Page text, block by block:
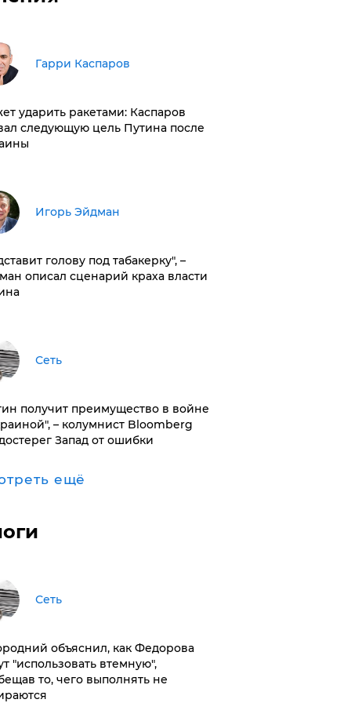
Гарри Каспаров
ударить ракетами: Каспаров
следующую цель Путина после
Игорь Эйдман
голову под табакерку", –
описал сценарий краха власти
Сеть
получит преимущество в войне
– колумнист Bloomberg
Запад от ошибки
ещё
Сеть
объяснил, как Федорова
"использовать втемную",
то, чего выполнять не